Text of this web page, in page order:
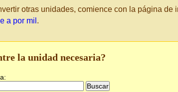
otras unidades, comience con la página
a por mil .
la unidad necesaria?